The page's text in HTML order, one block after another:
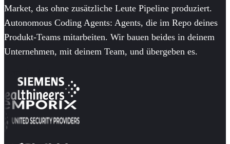
Market, das ohne zusätzliche Leute Pipeline produziert.
Autonomous Coding Agents: Agents, die im Repo deines
Produkt-Teams mitarbeiten. Wir bauen beides in deinem
Unternehmen, mit deinem Team, und übergeben es.